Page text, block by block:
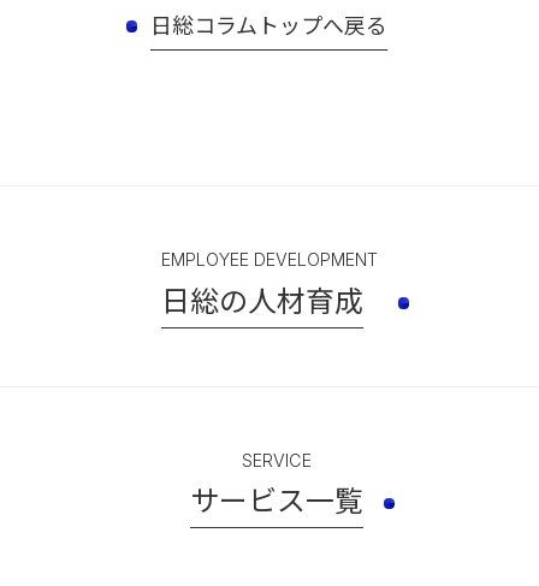
日総コラムトップへ戻る
EMPLOYEE DEVELOPMENT
日総の人材育成
SERVICE
サービス一覧